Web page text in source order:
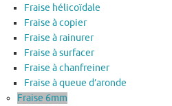
Fraise hélicoïdale
Fraise à copier
Fraise à rainurer
Fraise à surfacer
Fraise à chanfreiner
Fraise à queue d’aronde
Fraise 6mm